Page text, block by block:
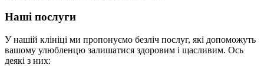
Наші послуги
У нашій клініці ми пропонуємо безліч послуг, які допоможуть
вашому улюбленцю залишатися здоровим і щасливим. Ось
деякі з них: